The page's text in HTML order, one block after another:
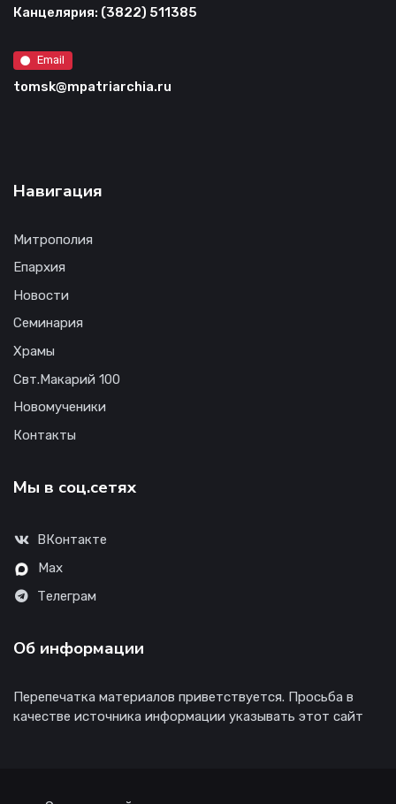
Канцелярия: (3822) 511385
Email
tomsk@mpatriarchia.ru
Навигация
Митрополия
Епархия
Новости
Семинария
Храмы
Свт.Макарий 100
Новомученики
Контакты
Мы в соц.сетях
ВКонтакте
Max
Телеграм
Об информации
Перепечатка материалов приветствуется. Просьба в
качестве источника информации указывать этот сайт